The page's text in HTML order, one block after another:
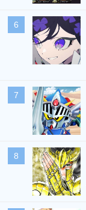
6
7
8